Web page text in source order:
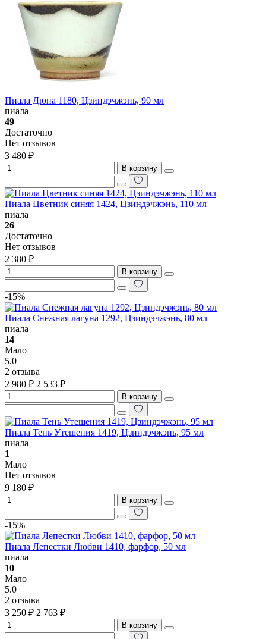
Пиала Дюна 1180, Цзиндэчжэнь, 90 мл
пиала
49
Достаточно
Нет отзывов
3 480 ₽
В корзину
Пиала Цветник синяя 1424, Цзиндэчжэнь, 110 мл
пиала
26
Достаточно
Нет отзывов
2 380 ₽
В корзину
-15%
Пиала Снежная лагуна 1292, Цзиндэчжэнь, 80 мл
пиала
14
Мало
5.0
2 отзыва
2 980 ₽ 2 533 ₽
В корзину
Пиала Тень Утешения 1419, Цзиндэчжэнь, 95 мл
пиала
1
Мало
Нет отзывов
9 180 ₽
В корзину
-15%
Пиала Лепестки Любви 1410, фарфор, 50 мл
пиала
10
Мало
5.0
2 отзыва
3 250 ₽ 2 763 ₽
В корзину